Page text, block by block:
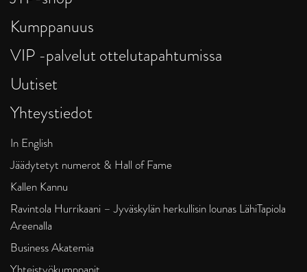
Kumppanuus
VIP -palvelut ottelutapahtumissa
Uutiset
Yhteystiedot
In English
Jäädytetyt numerot & Hall of Fame
Kallen Kannu
Ravintola Hurrikaani – Jyväskylän herkullisin lounas LähiTapiola
Areenalla
Business Akatemia